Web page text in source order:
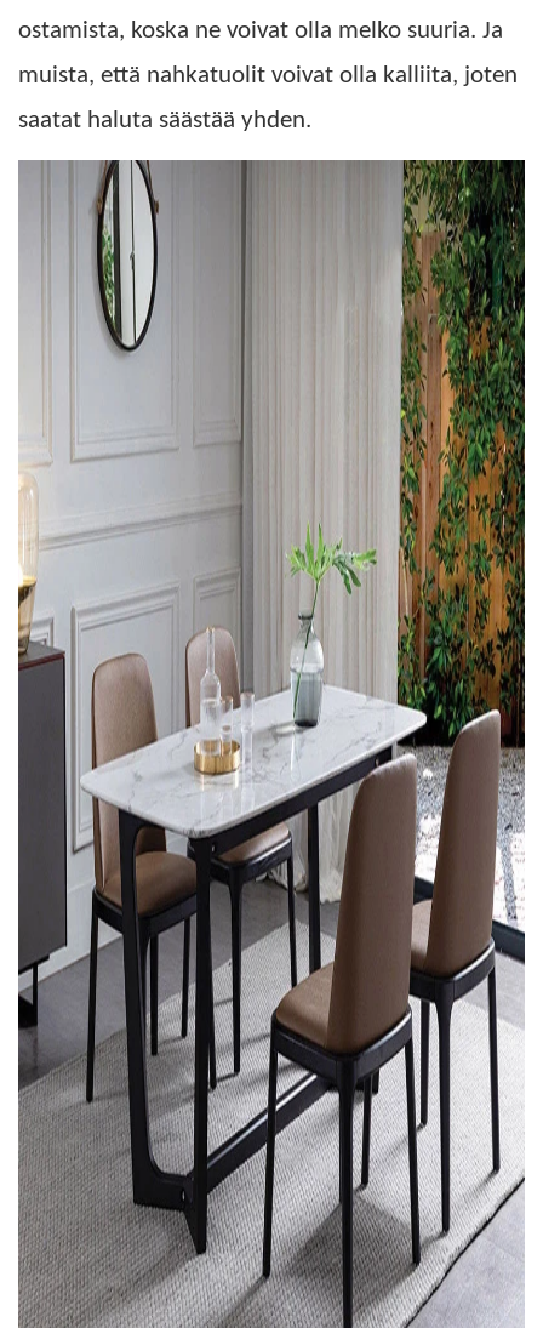
ostamista, koska ne voivat olla melko suuria. Ja
muista, että nahkatuolit voivat olla kalliita, joten
saatat haluta säästää yhden.